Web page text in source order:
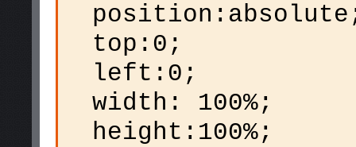
top:0;
left:0;
width: 100%;
height:100%;